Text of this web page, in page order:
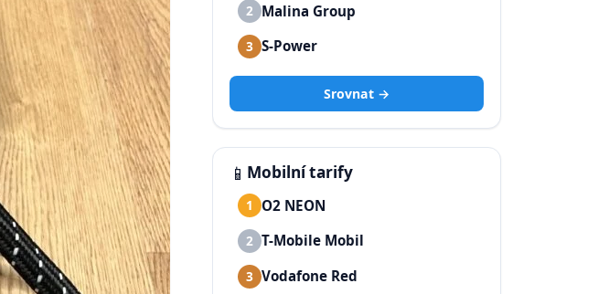
2 Malina Group
3 S-Power
Srovnat →
📱 Mobilní tarify
1 O2 NEON
2 T-Mobile Mobil
3 Vodafone Red